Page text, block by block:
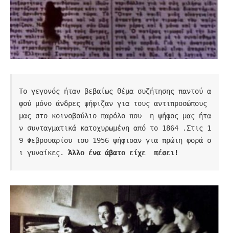
Το γεγονός ήταν βεβαίως θέμα συζήτησης παντού α
φού μόνο άνδρες ψήφιζαν για τους αντιπροσώπους
μας στο κοινοβούλιο παρόλο που  η ψήφος μας ήτα
ν συνταγματικά κατοχυρωμένη από το 1864 .Στις 1
9 Φεβρουαρίου του 1956 ψήφισαν για πρώτη φορά ο
ι γυναίκες.
Άλλο ένα άβατο είχε  πέσει!